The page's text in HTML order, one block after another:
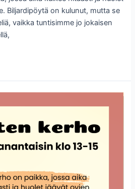
Biljardipöytä on kulunut, mutta se
vaikka tuntisimme jo jokaisen